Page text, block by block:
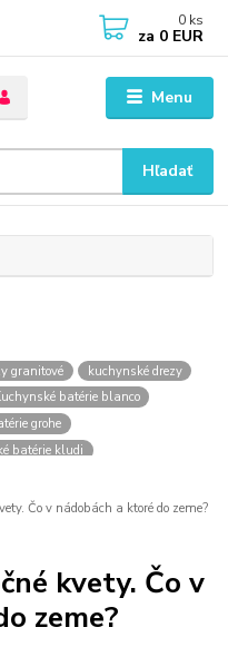
Menu
Hľadať
0 ks
za 0 EUR
granitové
kuchynské drezy
batérie blanco
grohe
batérie kludi
batérie
vodovodné batérie
kuchynske
drez
batérie
Čo v nádobách a ktoré do zeme?
kvety. Čo v
zeme?